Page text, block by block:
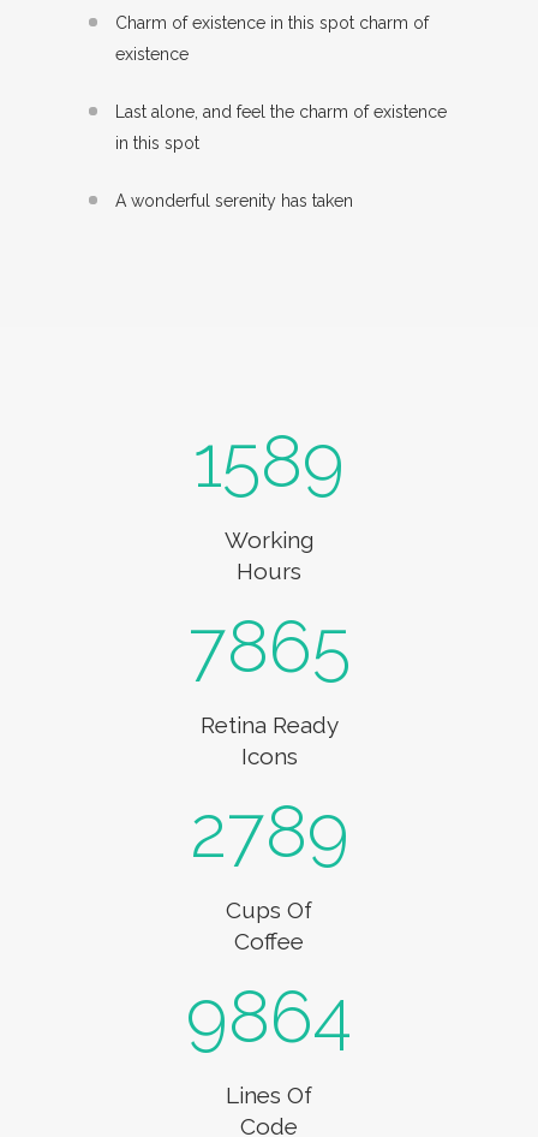
Charm of existence in this spot charm of
existence
Last alone, and feel the charm of existence
in this spot
A wonderful serenity has taken
1589
Working
Hours
7865
Retina Ready
Icons
2789
Cups Of
Coffee
9864
Lines Of
Code